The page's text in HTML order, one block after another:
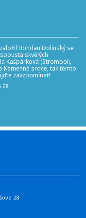
Bohdan Dolinský se
skvělých
Kašpárková (Stromboli,
Kamenné srdce, tak těmto
zavzpomínat!
28
28